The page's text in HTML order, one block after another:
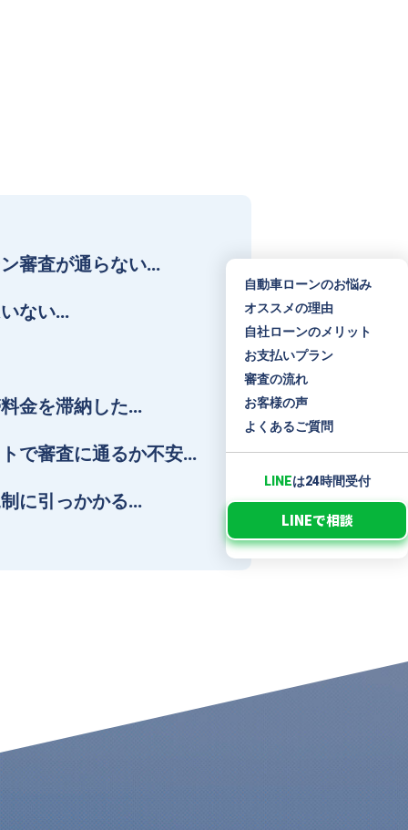
審査が通らない…
ない…
金を滞納した…
で審査に通るか不安…
に引っかかる…
自動車ローンのお悩み
オススメの理由
自社ローンのメリット
お支払いプラン
審査の流れ
お客様の声
よくあるご質問
LINEは24時間受付
LINEで相談